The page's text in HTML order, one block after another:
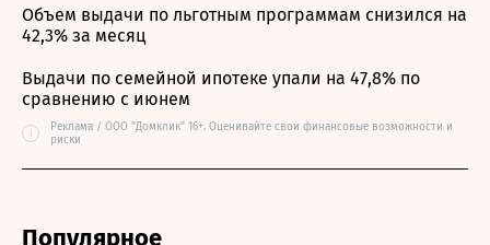
Объем выдачи по льготным программам снизился на
42,3% за месяц
Выдачи по семейной ипотеке упали на 47,8% по
сравнению с июнем
i
Реклама / ООО "Домклик" 16+. Оценивайте свои финансовые возможности и
риски
Популярное